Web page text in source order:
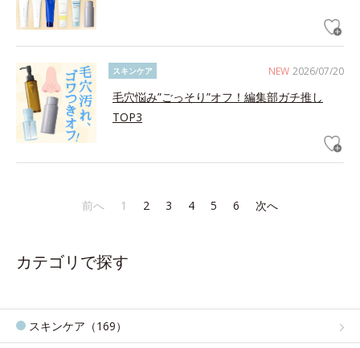
NEW 2026/07/20
スキンケア
毛穴悩み”ごっそり”オフ！編集部ガチ推し
TOP3
前へ 1 2 3 4 5 6 次へ
カテゴリで探す
スキンケア（169）